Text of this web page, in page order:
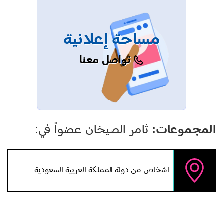
مساحة إعلانية
تواصل معنا
المجموعات: ثامر الصيخان عضواً في:
اشخاص من دولة المملكة العربية السعودية